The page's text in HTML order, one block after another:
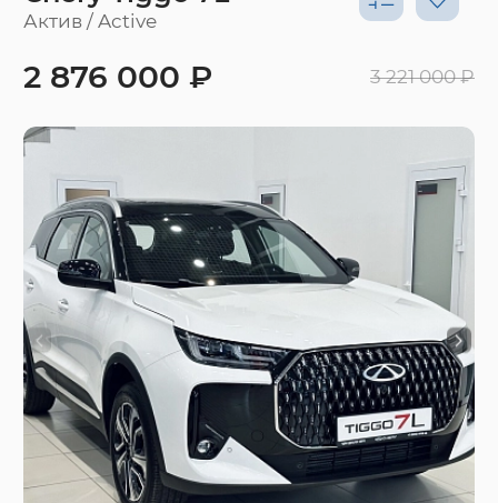
Актив / Active
2 876 000 ₽ 3 221 000 ₽